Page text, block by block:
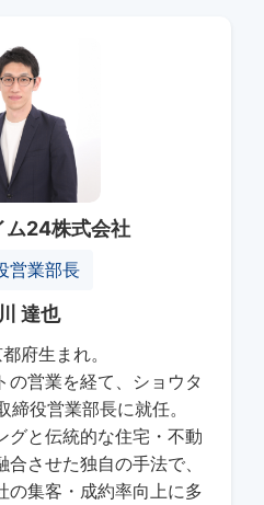
ム24株式会社
営業部長
達也
府生まれ。
の営業を経て、ショウタ
役営業部長に就任。
グと伝統的な住宅・不動
させた独自の手法で、
の集客・成約率向上に多